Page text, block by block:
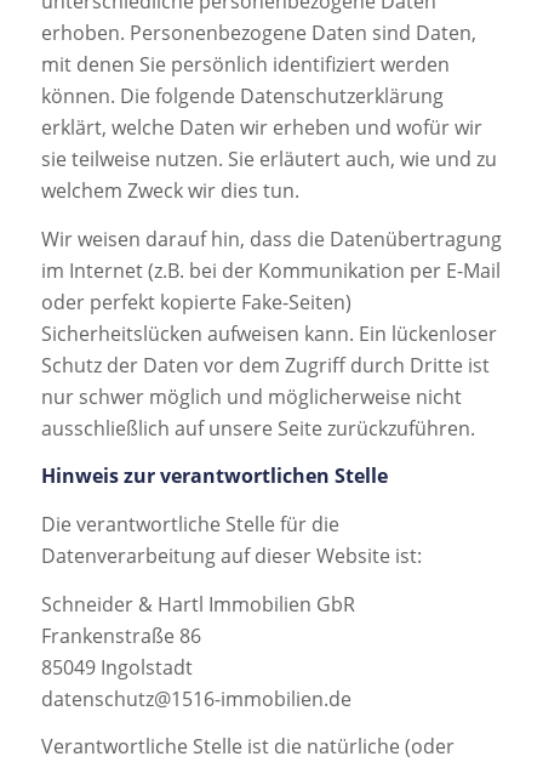
erhoben. Personenbezogene Daten sind Daten,
mit denen Sie persönlich identifiziert werden
können. Die folgende Datenschutzerklärung
erklärt, welche Daten wir erheben und wofür wir
sie teilweise nutzen. Sie erläutert auch, wie und zu
welchem Zweck wir dies tun.
Wir weisen darauf hin, dass die Datenübertragung
im Internet (z.B. bei der Kommunikation per E-Mail
oder perfekt kopierte Fake-Seiten)
Sicherheitslücken aufweisen kann. Ein lückenloser
Schutz der Daten vor dem Zugriff durch Dritte ist
nur schwer möglich und möglicherweise nicht
ausschließlich auf unsere Seite zurückzuführen.
Hinweis zur verantwortlichen Stelle
Die verantwortliche Stelle für die
Datenverarbeitung auf dieser Website ist:
Schneider & Hartl Immobilien GbR
Frankenstraße 86
85049 Ingolstadt
datenschutz@1516-immobilien.de
Verantwortliche Stelle ist die natürliche (oder